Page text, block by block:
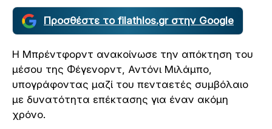
Προσθέστε το filathlos.gr στην Google
Η Μπρέντφορντ ανακοίνωσε την απόκτηση του
μέσου της Φέγενορντ, Αντόνι Μιλάμπο,
υπογράφοντας μαζί του πενταετές συμβόλαιο
με δυνατότητα επέκτασης για έναν ακόμη
χρόνο.